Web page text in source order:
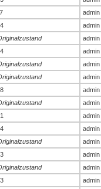
admin
admin
admin
admin
admin
admin
admin
admin
admin
admin
admin
admin
admin
admin